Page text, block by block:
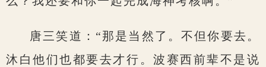
唐三笑道：“那是当然了。不但你要去。
沐白他们也都要去才行。波赛西前辈不是说